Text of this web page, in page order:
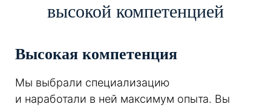
высокой компетенцией
Высокая компетенция
Мы выбрали специализацию
и наработали в ней максимум опыта. Вы